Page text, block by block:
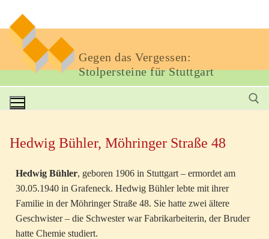
Gegen das Vergessen:
Stolpersteine für Stuttgart
Hedwig Bühler, Möhringer Straße 48
Hedwig Bühler, geboren 1906 in Stuttgart – ermordet am
30.05.1940 in Grafeneck. Hedwig Bühler lebte mit ihrer
Familie in der Möhringer Straße 48. Sie hatte zwei ältere
Geschwister – die Schwester war Fabrikarbeiterin, der Bruder
hatte Chemie studiert.